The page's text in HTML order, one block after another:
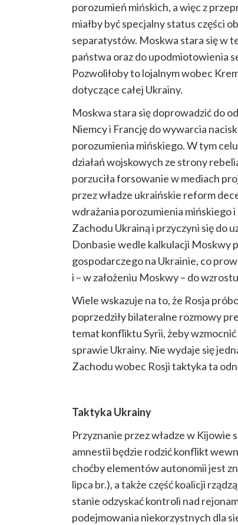
porozumień mińskich, a więc z
miałby być specjalny status części
separatystów. Moskwa stara się w
państwa oraz do upodmiotowienia
Pozwoliłoby to lojalnym wobec
dotyczące całej Ukrainy.
Moskwa stara się doprowadzić do
Niemcy i Francję do wywarcia
porozumienia mińskiego. W tym
działań wojskowych ze strony
porzuciła forsowanie w mediach
przez władze ukraińskie reform
wdrażania porozumienia mińskiego
Zachodu Ukrainą i przyczyni się do
Donbasie wedle kalkulacji Moskwy
gospodarczego na Ukrainie, co
i – w założeniu Moskwy – do
Wiele wskazuje na to, że Rosja
poprzedziły bilateralne rozmowy
temat konfliktu Syrii, żeby
sprawie Ukrainy. Nie wydaje się
Zachodu wobec Rosji taktyka ta
Taktyka Ukrainy
Przyznanie przez władze w
amnestii będzie rodzić konflikt
choćby elementów autonomii jest
lipca br.), a także część koalicji
stanie odzyskać kontroli nad
podejmowania niekorzystnych dla